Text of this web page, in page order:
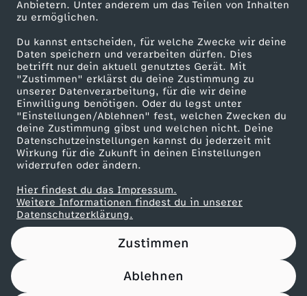
Anbietern. Unter anderem um das Teilen von Inhalten
zu ermöglichen.
Du kannst entscheiden, für welche Zwecke wir deine
Daten speichern und verarbeiten dürfen. Dies
betrifft nur dein aktuell genutztes Gerät. Mit
"Zustimmen" erklärst du deine Zustimmung zu
unserer Datenverarbeitung, für die wir deine
Einwilligung benötigen. Oder du legst unter
"Einstellungen/Ablehnen" fest, welchen Zwecken du
deine Zustimmung gibst und welchen nicht. Deine
Datenschutzeinstellungen kannst du jederzeit mit
Wirkung für die Zukunft in deinen Einstellungen
widerrufen oder ändern.
Hier findest du das Impressum.
Weitere Informationen findest du in unserer
Datenschutzerklärung.
Zustimmen
Ablehnen
a
r
e
Karriere
ZDF goes Schule
Werbefernsehen
Mainzelmännchen
Partner
Nutzungsbedingungen